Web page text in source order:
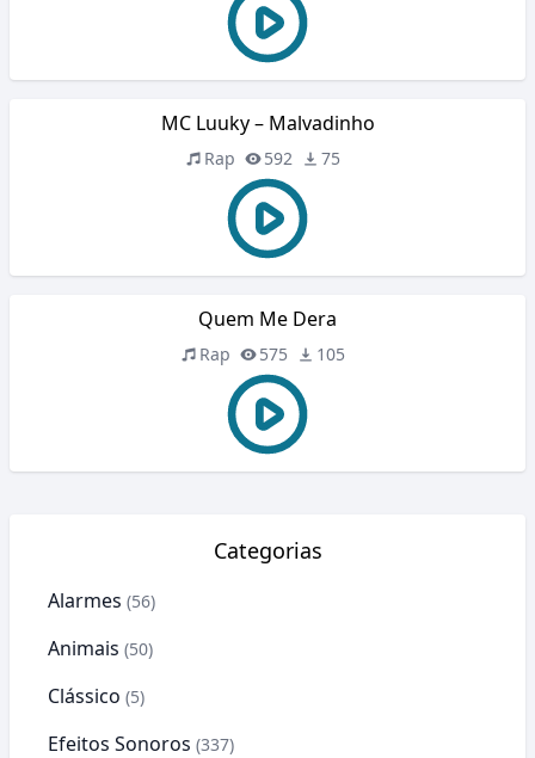
MC Luuky – Malvadinho
Rap 592 75
Quem Me Dera
Rap 575 105
Categorias
Alarmes (56)
Animais (50)
Clássico (5)
Efeitos Sonoros (337)